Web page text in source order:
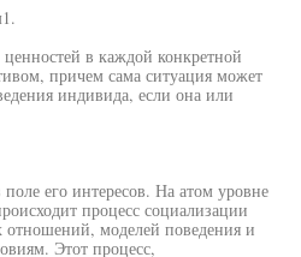
в каждой конкретной
причем сама ситуация может
индивида, если она или
его интересов. На атом уровне
процесс социализации
моделей поведения и
Этот процесс,